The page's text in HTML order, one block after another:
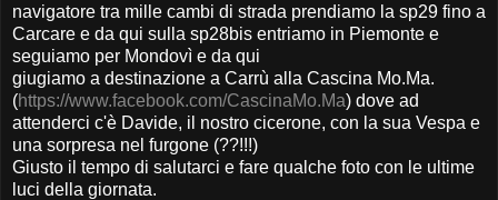
navigatore tra mille cambi di strada prendiamo la sp29 fino a
Carcare e da qui sulla sp28bis entriamo in Piemonte e
seguiamo per Mondovì e da qui
giugiamo a destinazione a Carrù alla Cascina Mo.Ma.
(https://www.facebook.com/CascinaMo.Ma) dove ad
attenderci c'è Davide, il nostro cicerone, con la sua Vespa e
una sorpresa nel furgone (??!!!)
Giusto il tempo di salutarci e fare qualche foto con le ultime
luci della giornata.